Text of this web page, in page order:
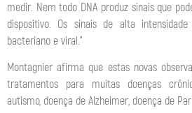
medir. Nem todo DNA produz sinais que
dispositivo. Os sinais de alta
bacteriano e viral.”
Montagnier afirma que estas novas
tratamentos para muitas doenças
autismo, doença de Alzheimer, doença de